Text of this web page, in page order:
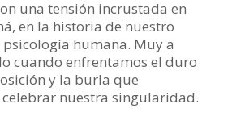
una tensión incrustada en
en la historia de nuestro
humana. Muy a
cuando enfrentamos el duro
y la burla que
nuestra singularidad.